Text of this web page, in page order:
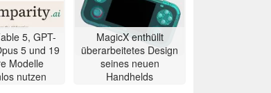
5, GPT-
5 und 19
Modelle
nutzen
MagicX enthüllt
überarbeitetes Design
seines neuen
Handhelds